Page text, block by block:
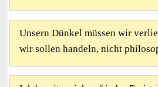
Unsern Dünkel müssen wir
wir sollen handeln, nicht